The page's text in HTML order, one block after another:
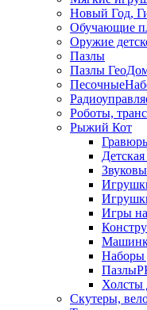
Новый Год,
Обучающие
Оружие
Пазлы
Пазлы
Роботы,
Рыжий Кот
Игры
Наборы
Холсты
Скутеры,